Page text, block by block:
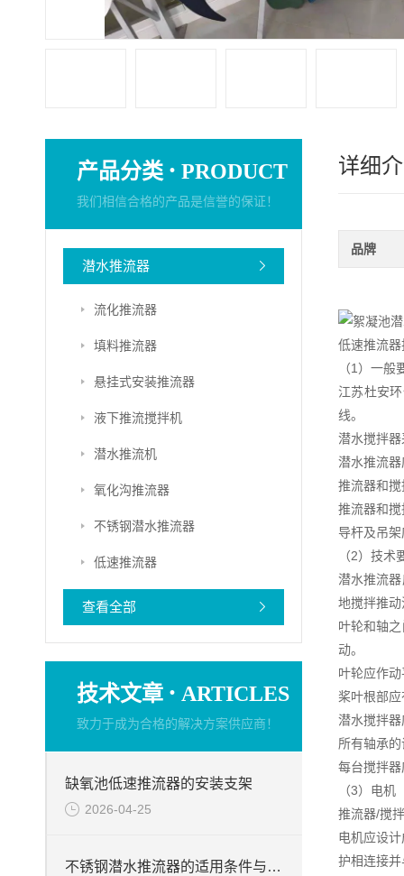
产品分类 · PRODUCT
我们相信合格的产品是信誉的保证！
潜水推流器
流化推流器
填料推流器
悬挂式安装推流器
液下推流搅拌机
潜水推流机
氧化沟推流器
不锈钢潜水推流器
低速推流器
查看全部
技术文章 · ARTICLES
致力于成为合格的解决方案供应商！
缺氧池低速推流器的安装支架
2026-04-25
不锈钢潜水推流器的适用条件与应用前景
详细
品牌
低速推流
（1）一般
江苏杜安
线。
潜水搅拌
潜水推流
推流器和
推流器和
导杆及吊
（2）技术
潜水推流
地搅拌推
叶轮和轴
动。
叶轮应作
桨叶根部
潜水搅拌
所有轴承
每台搅拌
（3）电机
推流器/搅
电机应设
护相连接